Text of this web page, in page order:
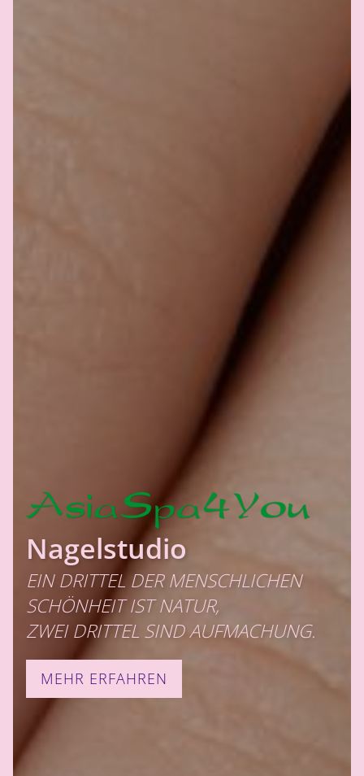
Nagelstudio
EIN DRITTEL DER MENSCHLICHEN
SCHÖNHEIT IST NATUR,
ZWEI DRITTEL SIND AUFMACHUNG.
MEHR ERFAHREN